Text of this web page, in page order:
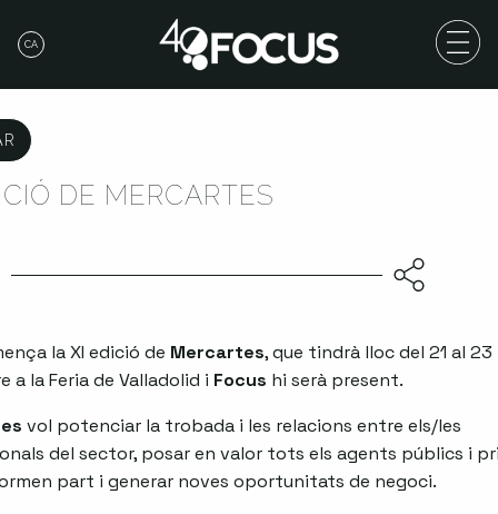
CA
DE MERCARTES
la XI edició de Mercartes, que tindrà lloc del 21 al 23
a la Feria de Valladolid i Focus hi serà present.
vol potenciar la trobada i les relacions entre els/les
del sector, posar en valor tots els agents públics i
part i generar noves oportunitats de negoci.